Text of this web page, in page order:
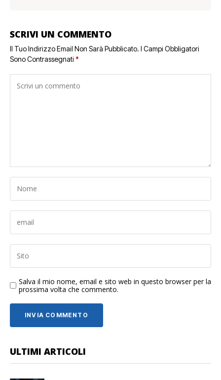
SCRIVI UN COMMENTO
Il Tuo Indirizzo Email Non Sarà Pubblicato. I Campi Obbligatori
Sono Contrassegnati *
Salva il mio nome, email e sito web in questo browser per la
prossima volta che commento.
ULTIMI ARTICOLI